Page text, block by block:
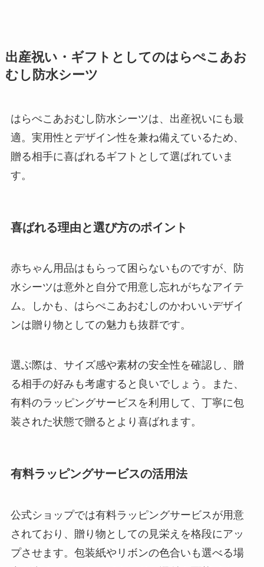
出産祝い・ギフトとしてのはらぺこあお
むし防水シーツ
はらぺこあおむし防水シーツは、出産祝いにも最
適。実用性とデザイン性を兼ね備えているため、
贈る相手に喜ばれるギフトとして選ばれていま
す。
喜ばれる理由と選び方のポイント
赤ちゃん用品はもらって困らないものですが、防
水シーツは意外と自分で用意し忘れがちなアイテ
ム。しかも、はらぺこあおむしのかわいいデザイ
ンは贈り物としての魅力も抜群です。
選ぶ際は、サイズ感や素材の安全性を確認し、贈
る相手の好みも考慮すると良いでしょう。また、
有料のラッピングサービスを利用して、丁寧に包
装された状態で贈るとより喜ばれます。
有料ラッピングサービスの活用法
公式ショップでは有料ラッピングサービスが用意
されており、贈り物としての見栄えを格段にアッ
プさせます。包装紙やリボンの色合いも選べる場